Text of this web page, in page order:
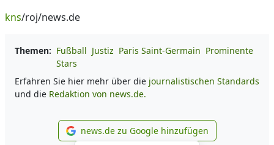
kns/roj/news.de
Themen: Fußball Justiz Paris Saint-Germain Prominente
Stars
Erfahren Sie hier mehr über die journalistischen Standards
und die Redaktion von news.de.
news.de zu Google
news.de zu Google hinzufügen